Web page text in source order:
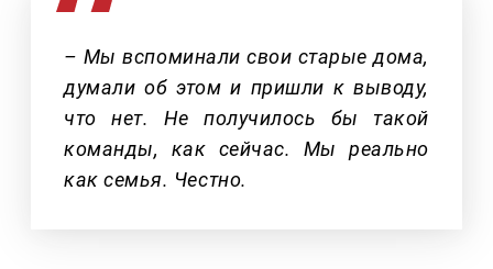
– Мы вспоминали свои старые дома,
думали об этом и пришли к выводу,
что нет. Не получилось бы такой
команды, как сейчас. Мы реально
как семья. Честно.